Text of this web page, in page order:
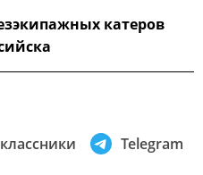
катеров
Telegram